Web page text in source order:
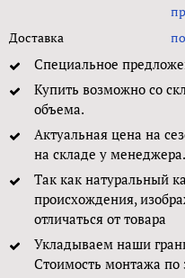
Доставка
Специальное
Купить возможно со
объема.
Актуальная цена на
на складе у менеджера.
Так как натуральный
происхождения,
отличаться от товара
Укладываем наши
Стоимость монтажа по